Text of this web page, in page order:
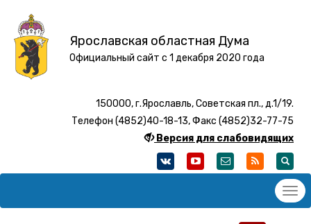
Ярославская областная Дума
Официальный сайт с 1 декабря 2020 года
150000, г.Ярославль, Советская пл., д.1/19.
Телефон (4852)40-18-13, Факс (4852)32-77-75
Версия для слабовидящих